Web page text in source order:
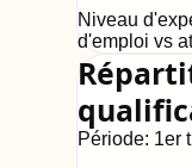
Niveau
d'emploi vs
Période: 1er